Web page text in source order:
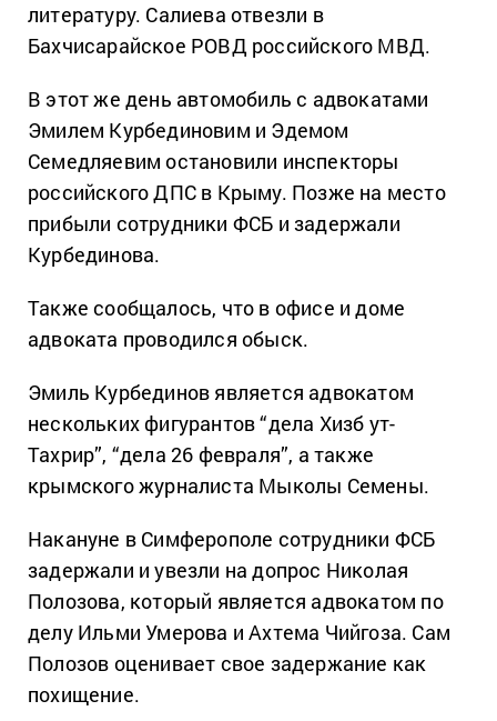
литературу. Салиева отвезли в
Бахчисарайское РОВД российского МВД.
В этот же день автомобиль с адвокатами
Эмилем Курбединовим и Эдемом
Семедляевим остановили инспекторы
российского ДПС в Крыму. Позже на место
прибыли сотрудники ФСБ и задержали
Курбединова.
Также сообщалось, что в офисе и доме
адвоката проводился обыск.
Эмиль Курбединов является адвокатом
нескольких фигурантов “дела Хизб ут-
Тахрир”, “дела 26 февраля”, а также
крымского журналиста Мыколы Семены.
Накануне в Симферополе сотрудники ФСБ
задержали и увезли на допрос Николая
Полозова, который является адвокатом по
делу Ильми Умерова и Ахтема Чийгоза. Сам
Полозов оценивает свое задержание как
похищение.